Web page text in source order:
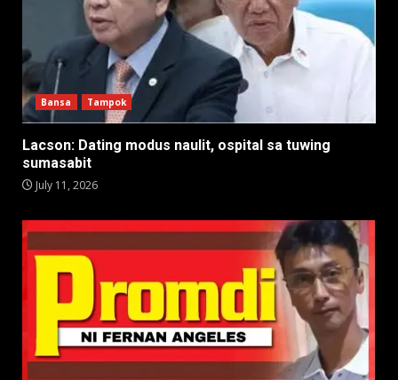
Bansa Tampok
Lacson: Dating modus naulit, ospital sa tuwing
sumasabit
July 11, 2026